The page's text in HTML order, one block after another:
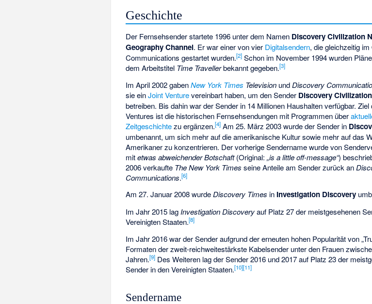
Geschichte
Der Fernsehsender startete 1996 unter dem Namen Discovery Civilization
Geography Channel. Er war einer von vier Digitalsendern, die gleichzeitig
Communications gestartet wurden.[2] Schon im November 1994 wurden
dem Arbeitstitel Time Travellerbekannt gegeben.[3]
Im April 2002 gabenNew York Times Television undDiscovery
sie einJoint Venturevereinbart haben, um den Sender Discovery
betreiben. Bis dahin war der Sender in 14 Millionen Haushalten verfügbar. Ziel
Ventures ist die historischen Fernsehsendungen mit Programmen über
Zeitgeschichtezu ergänzen.[4] Am 25. März 2003 wurde der Sender in
umbenannt, um sich mehr auf die amerikanische Kultur sowie mehr auf das
Amerikaner zu konzentrieren. Der vorherige Sendername wurde von
mitetwas abweichender Botschaft(Original:„is a little off-message“)
2006 verkaufte The New York Times seine Anteile am Sender zurück an
Communications.[6]
Am 27. Januar 2008 wurdeDiscovery Times in Investigation Discovery
Im Jahr 2015 lag Investigation Discoveryauf Platz 27 der meistgesehenen
Vereinigten Staaten.[8]
Im Jahr 2016 war der Sender aufgrund der erneuten hohen Popularität von
Formaten der zweit-reichweitestärkste Kabelsender unter den Frauen
Jahren.[9] Des Weiteren lag der Sender 2016 und 2017 auf Platz 23 der
Sender in den Vereinigten Staaten.[10][11]
Sendername